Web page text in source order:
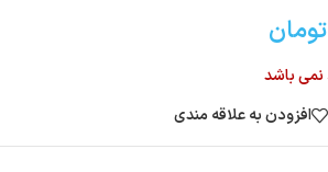
تومان
نمی باشد
افزودن به علاقه مندی